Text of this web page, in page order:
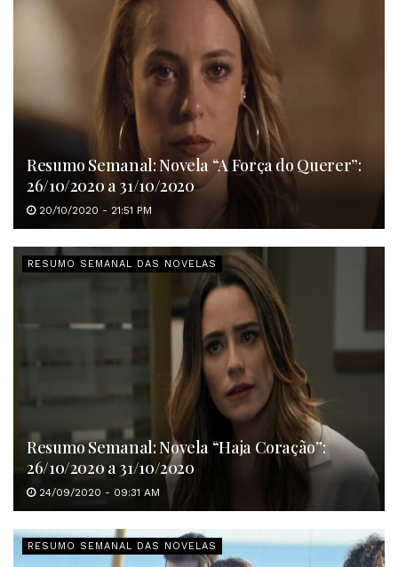
Resumo Semanal: Novela “A Força do Querer”:
26/10/2020 a 31/10/2020
20/10/2020 - 21:51 PM
RESUMO SEMANAL DAS NOVELAS
Resumo Semanal: Novela “Haja Coração”:
26/10/2020 a 31/10/2020
24/09/2020 - 09:31 AM
RESUMO SEMANAL DAS NOVELAS